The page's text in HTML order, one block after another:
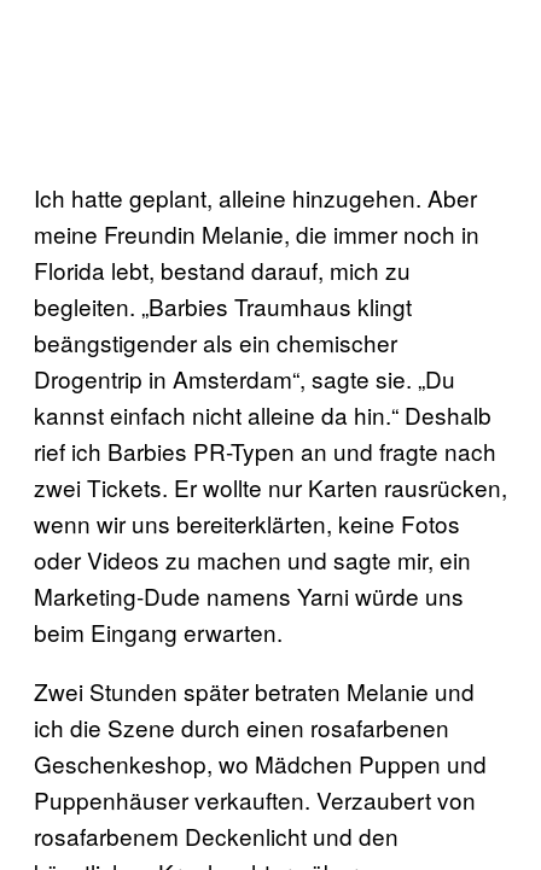
Ich hatte geplant, alleine hinzugehen. Aber
meine Freundin Melanie, die immer noch in
Florida lebt, bestand darauf, mich zu
begleiten. „Barbies Traumhaus klingt
beängstigender als ein chemischer
Drogentrip in Amsterdam“, sagte sie. „Du
kannst einfach nicht alleine da hin.“ Deshalb
rief ich Barbies PR-Typen an und fragte nach
zwei Tickets. Er wollte nur Karten rausrücken,
wenn wir uns bereiterklärten, keine Fotos
oder Videos zu machen und sagte mir, ein
Marketing-Dude namens Yarni würde uns
beim Eingang erwarten.
Zwei Stunden später betraten Melanie und
ich die Szene durch einen rosafarbenen
Geschenkeshop, wo Mädchen Puppen und
Puppenhäuser verkauften. Verzaubert von
rosafarbenem Deckenlicht und den